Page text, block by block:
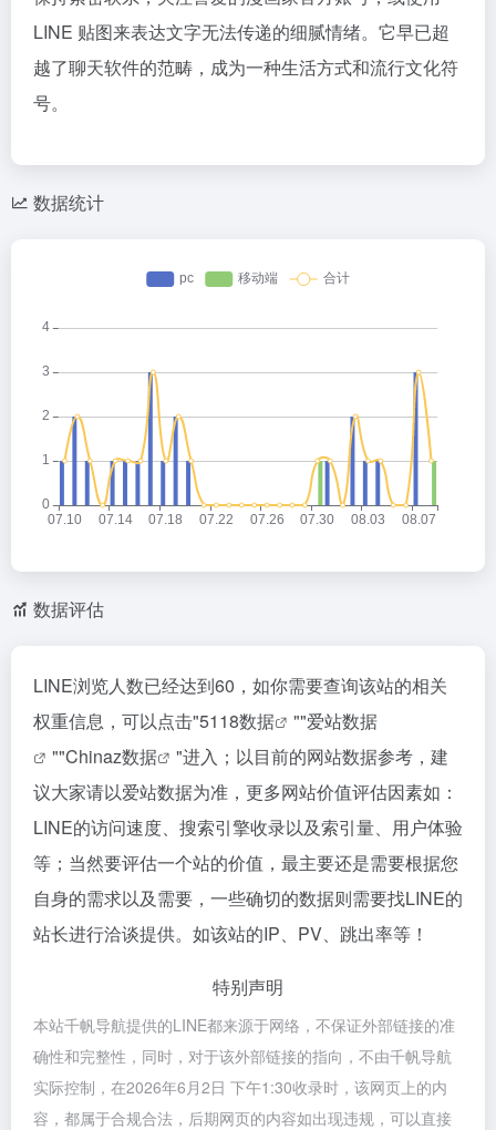
LINE 贴图来表达文字无法传递的细腻情绪。它早已超
越了聊天软件的范畴，成为一种生活方式和流行文化符
号。
数据统计
数据评估
LINE浏览人数已经达到60，如你需要查询该站的相关
权重信息，可以点击"5118数据 ""爱站数据
""Chinaz数据
"进入；以目前的网站数据参考，建
议大家请以爱站数据为准，更多网站价值评估因素如：
LINE的访问速度、搜索引擎收录以及索引量、用户体验
等；当然要评估一个站的价值，最主要还是需要根据您
自身的需求以及需要，一些确切的数据则需要找LINE的
站长进行洽谈提供。如该站的IP、PV、跳出率等！
特别声明
本站千帆导航提供的LINE都来源于网络，不保证外部链接的准
确性和完整性，同时，对于该外部链接的指向，不由千帆导航
实际控制，在2026年6月2日 下午1:30收录时，该网页上的内
容，都属于合规合法，后期网页的内容如出现违规，可以直接